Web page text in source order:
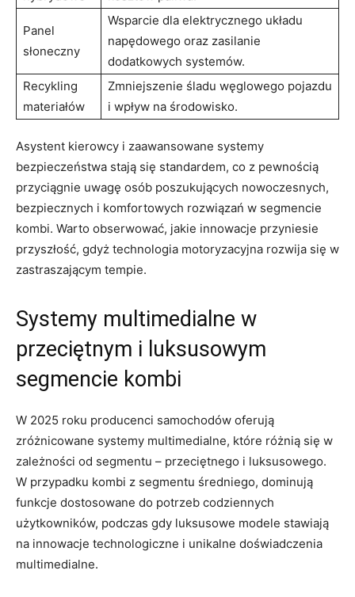
Panel
słoneczny
Wsparcie ​dla elektrycznego układu
napędowego oraz zasilanie
dodatkowych ⁣systemów.
Recykling
materiałów
Zmniejszenie ‌śladu węglowego pojazdu
i wpływ na środowisko.
Asystent kierowcy i ‍zaawansowane systemy
‍bezpieczeństwa stają się ⁣standardem,⁣ co​ z pewnością
przyciągnie uwagę osób poszukujących nowoczesnych,
bezpiecznych i komfortowych rozwiązań w segmencie
kombi. Warto obserwować, jakie innowacje przyniesie
przyszłość, gdyż technologia motoryzacyjna rozwija się w
zastraszającym tempie.
Systemy multimedialne ⁤w
przeciętnym ‍i luksusowym
segmencie kombi
W 2025 roku producenci samochodów oferują
‌zróżnicowane systemy multimedialne, które​ różnią się‍ w⁤
zależności od​ segmentu – przeciętnego i luksusowego.
⁢W przypadku kombi z‍ segmentu średniego,⁣ dominują
funkcje ‌dostosowane do potrzeb codziennych
użytkowników, podczas gdy luksusowe modele‌ stawiają
na innowacje technologiczne i unikalne doświadczenia
multimedialne.